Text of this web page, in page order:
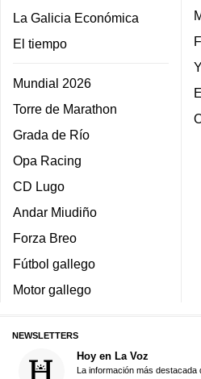
La Galicia Económica
El tiempo
Mundial 2026
Torre de Marathon
Grada de Río
Opa Racing
CD Lugo
Andar Miudiño
Forza Breo
Fútbol gallego
Motor gallego
NEWSLETTERS
Hoy en La Voz
La información más destacada